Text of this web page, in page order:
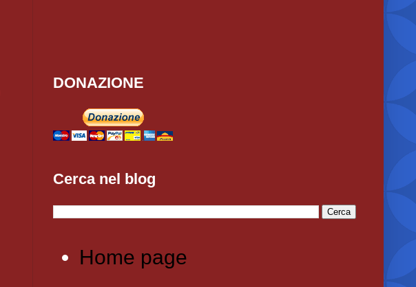
DONAZIONE
Cerca nel blog
Home page